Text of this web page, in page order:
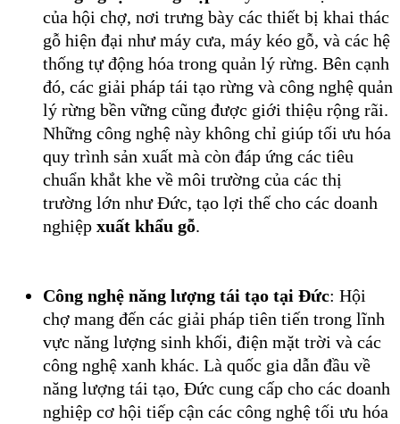
của hội chợ, nơi trưng bày các thiết bị khai thác
gỗ hiện đại như máy cưa, máy kéo gỗ, và các hệ
thống tự động hóa trong quản lý rừng. Bên cạnh
đó, các giải pháp tái tạo rừng và công nghệ quản
lý rừng bền vững cũng được giới thiệu rộng rãi.
Những công nghệ này không chỉ giúp tối ưu hóa
quy trình sản xuất mà còn đáp ứng các tiêu
chuẩn khắt khe về môi trường của các thị
trường lớn như Đức, tạo lợi thế cho các doanh
nghiệp xuất khẩu gỗ.
Công nghệ năng lượng tái tạo tại Đức: Hội
chợ mang đến các giải pháp tiên tiến trong lĩnh
vực năng lượng sinh khối, điện mặt trời và các
công nghệ xanh khác. Là quốc gia dẫn đầu về
năng lượng tái tạo, Đức cung cấp cho các doanh
nghiệp cơ hội tiếp cận các công nghệ tối ưu hóa